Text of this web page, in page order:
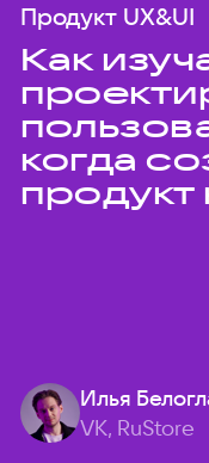
Продукт UX&UI
Как
когда
продукт
Илья
VK, RuStore